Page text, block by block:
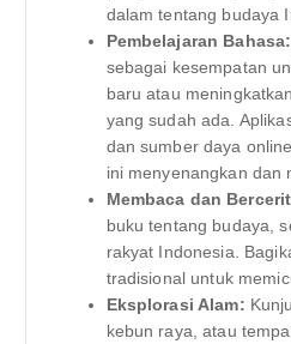
dalam tentang budaya
Pembelajaran Bahasa:
sebagai kesempatan
baru atau
yang sudah ada.
dan sumber daya
ini menyenangkan dan
Membaca dan
buku tentang budaya,
rakyat Indonesia.
tradisional untuk
Eksplorasi Alam:
kebun raya, atau